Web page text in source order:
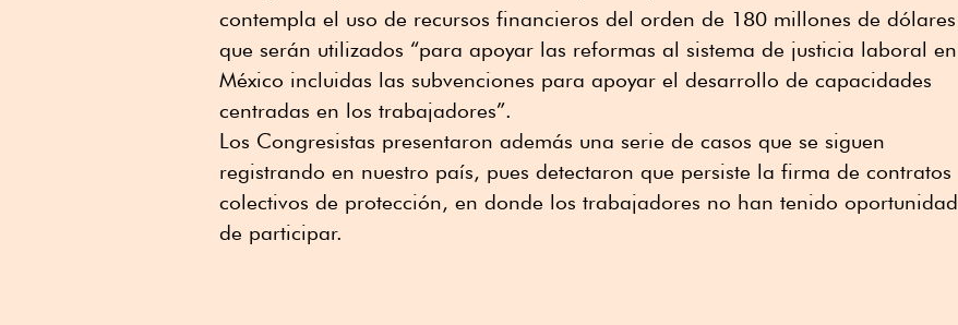
contempla el uso de recursos financieros del orden de 180 millones de dólares
que serán utilizados “para apoyar las reformas al sistema de justicia laboral en
México incluidas las subvenciones para apoyar el desarrollo de capacidades
centradas en los trabajadores”.
Los Congresistas presentaron además una serie de casos que se siguen
registrando en nuestro país, pues detectaron que persiste la firma de contratos
colectivos de protección, en donde los trabajadores no han tenido oportunidad
de participar.